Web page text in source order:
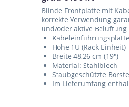
Blinde Frontplatte mit
korrekte Verwendung
und/oder aktive
Höhe 1U (Rack-Einheit)
Breite 48,26 cm (19")
Material: Stahlblech
Staubgeschützte
Im Lieferumfang